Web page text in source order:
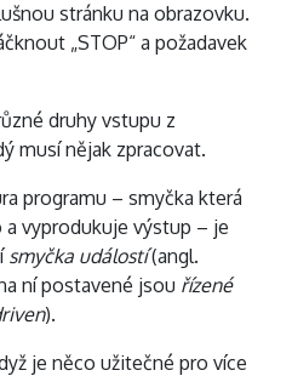
stránku na obrazovku.
„STOP“ a požadavek
druhy vstupu z
musí nějak zpracovat.
programu – smyčka která
vyprodukuje výstup – je
smyčka událostí(angl.
ní postavené jsou řízené
).
je něco užitečné pro více